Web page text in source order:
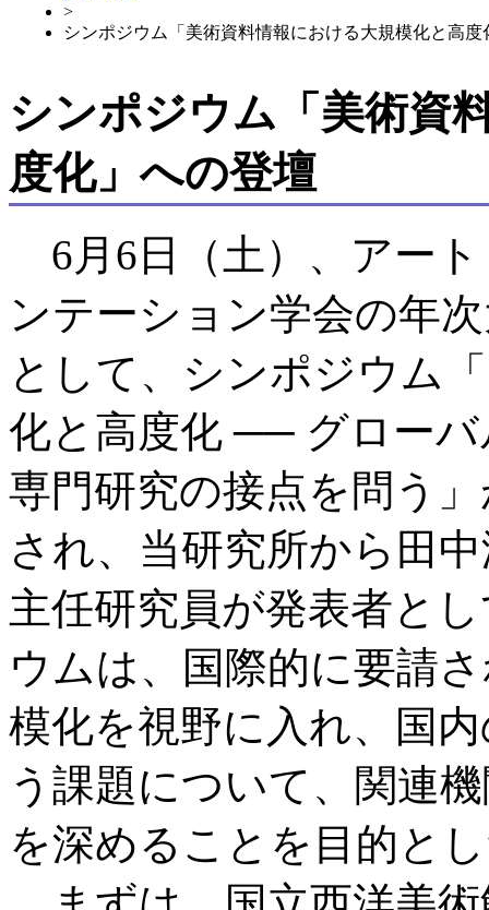
>
シンポジウム「美術資料情報における大規模化と高度
シンポジウム「美術資
度化」への登壇
6月6日（土）、アー
ンテーション学会の年
として、シンポジウム
化と高度化 ── グロー
専門研究の接点を問う
され、当研究所から田
主任研究員が発表者と
ウムは、国際的に要請
模化を視野に入れ、国
う課題について、関連
を深めることを目的と